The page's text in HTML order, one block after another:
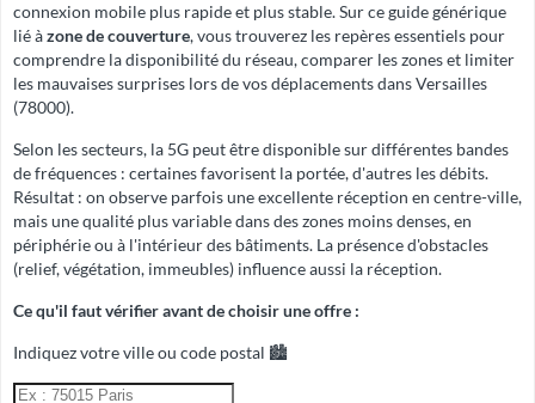
connexion mobile plus rapide et plus stable. Sur ce guide générique
lié àzone de couverture, vous trouverez les repères essentiels pour
comprendre la disponibilité du réseau, comparer les zones et limiter
les mauvaises surprises lors de vos déplacements dans Versailles
(78000).
Selon les secteurs, la 5G peut être disponible sur différentes bandes
de fréquences : certaines favorisent la portée, d'autres les débits.
Résultat : on observe parfois une excellente réception en centre-ville,
mais une qualité plus variable dans des zones moins denses, en
périphérie ou à l'intérieur des bâtiments. La présence d'obstacles
(relief, végétation, immeubles) influence aussi la réception.
Ce qu'il faut vérifier avant de choisir une offre :
Indiquez votre ville ou code postal 🏙️